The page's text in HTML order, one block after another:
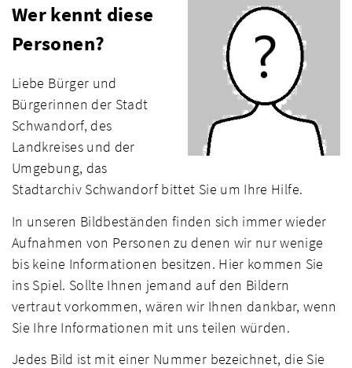
Wer kennt diese
Personen?
Liebe Bürger und
Bürgerinnen der Stadt
Schwandorf, des
Landkreises und der
Umgebung, das
Stadtarchiv Schwandorf bittet Sie um Ihre Hilfe.
In unseren Bildbeständen finden sich immer wieder
Aufnahmen von Personen zu denen wir nur wenige
bis keine Informationen besitzen. Hier kommen Sie
ins Spiel. Sollte Ihnen jemand auf den Bildern
vertraut vorkommen, wären wir Ihnen dankbar, wenn
Sie Ihre Informationen mit uns teilen würden.
Jedes Bild ist mit einer Nummer bezeichnet, die Sie